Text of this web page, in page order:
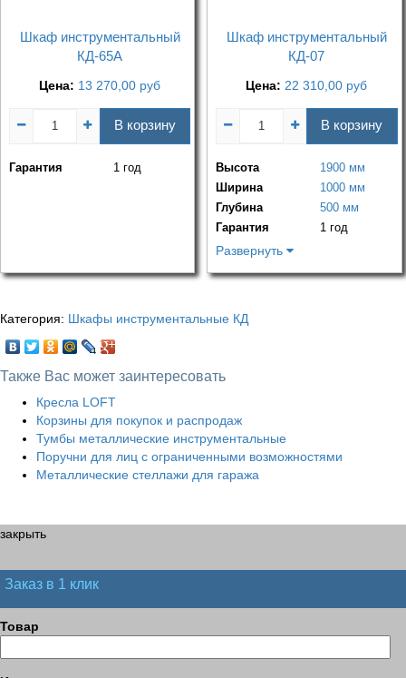
Шкаф инструментальный
КД-65А
Цена: 13 270,00 руб
В корзину
Гарантия 1 год
Шкаф инструментальный
КД-07
Цена: 22 310,00 руб
В корзину
Высота
1900 мм
Ширина
1000 мм
Глубина
500 мм
Гарантия
1 год
Развернуть
Категория: Шкафы инструментальные КД
Также Вас может заинтересовать
Кресла LOFT
Корзины для покупок и распродаж
Тумбы металлические инструментальные
Поручни для лиц с ограниченными возможностями
Металлические стеллажи для гаража
закрыть
Заказ в 1 клик
Товар